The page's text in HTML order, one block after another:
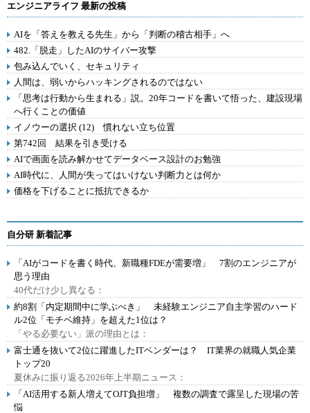
エンジニアライフ 最新の投稿
AIを「答えを教える先生」から「判断の稽古相手」へ
482.「脱走」したAIのサイバー攻撃
包み込んでいく、セキュリティ
人間は、弱いからハッキングされるのではない
「思考は行動から生まれる」説。20年コードを書いて悟った、建設現場
へ行くことの価値
イノウーの選択 (12) 慣れない立ち位置
第742回 結果を引き受ける
AIで画面を読み解かせてデータベース設計のお勉強
AI時代に、人間が失ってはいけない判断力とは何か
価格を下げることに抵抗できるか
自分研 新着記事
「AIがコードを書く時代、新職種FDEが需要増」 7割のエンジニアが
思う理由
40代だけ少し異なる：
約8割「内定期間中に学ぶべき」 未経験エンジニア自主学習のハード
ル2位「モチベ維持」を超えた1位は？
「やる必要ない」派の理由とは：
富士通を抜いて2位に躍進したITベンダーは？ IT業界の就職人気企業
トップ20
夏休みに振り返る2026年上半期ニュース：
「AI活用する新人増えてOJT負担増」 複数の調査で露呈した現場の苦
悩